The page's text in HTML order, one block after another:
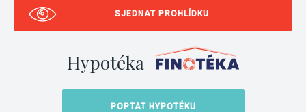
SJEDNAT PROHLÍDKU
Hypotéka
POPTAT HYPOTÉKU